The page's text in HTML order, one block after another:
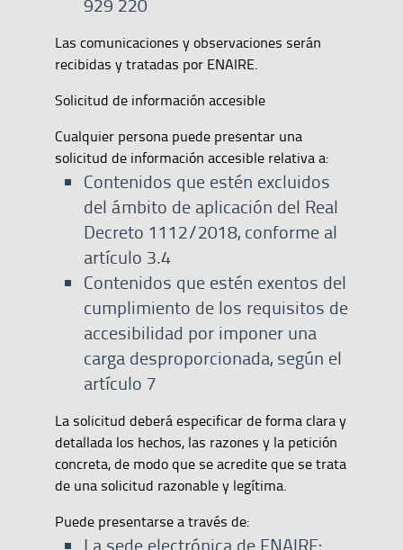
Las comunicaciones y observaciones serán
recibidas y tratadas por ENAIRE.
Solicitud de información accesible
Cualquier persona puede presentar una
solicitud de información accesible relativa a:
Contenidos que estén excluidos
del ámbito de aplicación del Real
Decreto 1112/2018, conforme al
artículo 3.4
Contenidos que estén exentos del
cumplimiento de los requisitos de
accesibilidad por imponer una
carga desproporcionada, según el
artículo 7
La solicitud deberá especificar de forma clara y
detallada los hechos, las razones y la petición
concreta, de modo que se acredite que se trata
de una solicitud razonable y legítima.
Puede presentarse a través de:
La sede electrónica de ENAIRE: